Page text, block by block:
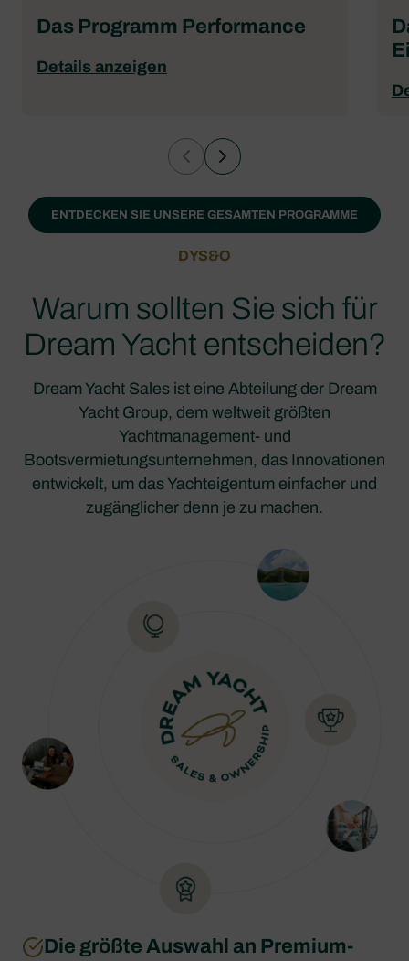
Das Programm Performance
Details anzeigen
ENTDECKEN SIE UNSERE GESAMTEN PROGRAMME
DYS&O
Warum sollten Sie sich für
Dream Yacht entscheiden?
Dream Yacht Sales ist eine Abteilung der Dream
Yacht Group, dem weltweit größten
Yachtmanagement- und
Bootsvermietungsunternehmen, das Innovationen
entwickelt, um das Yachteigentum einfacher und
zugänglicher denn je zu machen.
Die größte Auswahl an Premium-